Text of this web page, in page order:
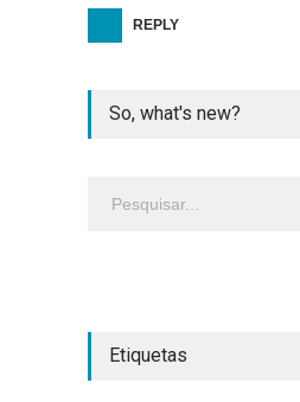
REPLY
So, what's new?
Etiquetas